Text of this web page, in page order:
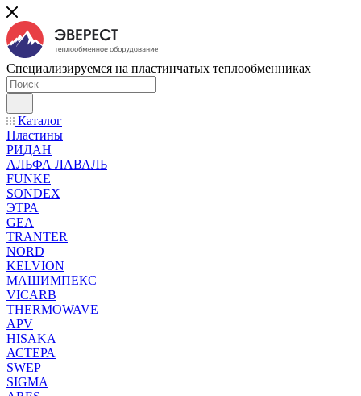
Специализируемся на пластинчатых теплообменниках
Каталог
Пластины
РИДАН
АЛЬФА ЛАВАЛЬ
FUNKE
SONDEX
ЭТРА
GEA
TRANTER
NORD
KELVION
МАШИМПЕКС
VICARB
THERMOWAVE
APV
HISAKA
АСТЕРА
SWEP
SIGMA